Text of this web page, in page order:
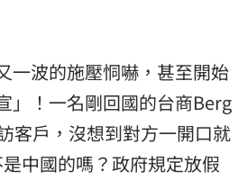
一波的施壓恫嚇，甚至開始
」！一名剛回國的台商Berg
客戶，沒想到對方一開口就
中國的嗎？政府規定放假